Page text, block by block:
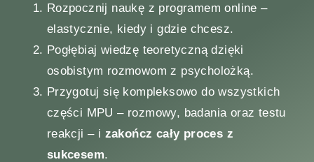
Rozpocznij naukę z programem online –
elastycznie, kiedy i gdzie chcesz.
Pogłębiaj wiedzę teoretyczną dzięki
osobistym rozmowom z psycholożką.
Przygotuj się kompleksowo do wszystkich
części MPU – rozmowy, badania oraz testu
reakcji – i zakończ cały proces z
sukcesem.